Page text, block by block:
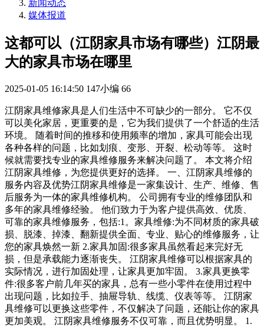
新闻动态
媒体报道
这都可以（江阴家具市场有哪些）江阴最
大的家具市场在哪里
2025-01-05 16:14:50 147小编 66
江阴家具维修家具是人们生活中不可缺少的一部分。 它不仅
可以美化家居，更重要的是，它为我们提供了一个舒适的生活
环境。 随着时间的推移和使用频率的增加，家具可能会出现
各种各样的问题，比如划痕、变形、开裂、松动等等。 这时
候就需要找专业的家具维修服务来解决问题了。 本文将介绍
江阴家具维修，为您提供更好的选择。 一、江阴家具维修的
服务内容及优势江阴家具维修是一家集设计、生产、维修、售
后服务为一体的家具维修机构。 公司拥有专业的维修团队和
多年的家具维修经验。 他们致力于为客户提供高效、优质、
可靠的家具维修服务，包括:1。家具维修:为不同材质的家具破
损、脱漆、掉漆、翻新提供全面、专业、贴心的维修服务，让
您的家具焕然一新 2.家具加固:很多家具虽然看起来完好无
损，但是承载能力逐渐丧失。 江阴家具维修可以根据家具的
实际情况，进行加固处理，让家具更加牢固。 3.家具更换零
件:很多客户前几年买的家具，总有一些小零件在使用过程中
出现问题，比如拉手、抽屉导轨、线缆、仪表等等。 江阴家
具维修可以更换这些零件，不仅解决了问题，还能让你的家具
更加美观。 江阴家具维修服务不仅可靠，而且优势明显。 1.